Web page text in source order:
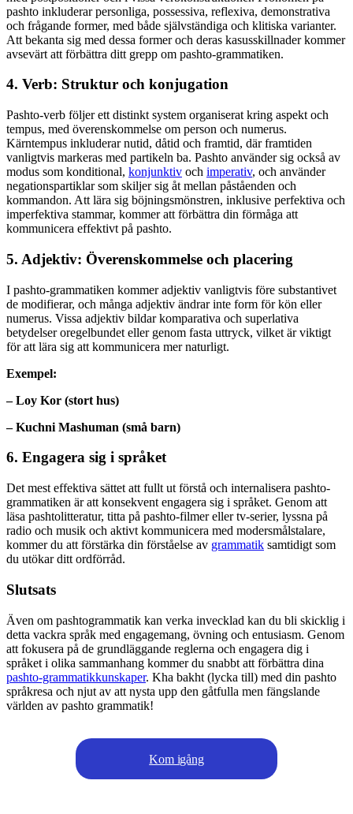
pashto inkluderar personliga, possessiva, reflexiva, demonstrativa
och frågande former, med både självständiga och klitiska varianter.
Att bekanta sig med dessa former och deras kasusskillnader kommer
avsevärt att förbättra ditt grepp om pashto-grammatiken.
4. Verb: Struktur och konjugation
Pashto-verb följer ett distinkt system organiserat kring aspekt och
tempus, med överenskommelse om person och numerus.
Kärntempus inkluderar nutid, dåtid och framtid, där framtiden
vanligtvis markeras med partikeln ba. Pashto använder sig också av
modus som konditional, konjunktiv och imperativ, och använder
negationspartiklar som skiljer sig åt mellan påståenden och
kommandon. Att lära sig böjningsmönstren, inklusive perfektiva och
imperfektiva stammar, kommer att förbättra din förmåga att
kommunicera effektivt på pashto.
5. Adjektiv: Överenskommelse och placering
I pashto-grammatiken kommer adjektiv vanligtvis före substantivet
de modifierar, och många adjektiv ändrar inte form för kön eller
numerus. Vissa adjektiv bildar komparativa och superlativa
betydelser oregelbundet eller genom fasta uttryck, vilket är viktigt
för att lära sig att kommunicera mer naturligt.
Exempel:
– Loy Kor (stort hus)
– Kuchni Mashuman (små barn)
6. Engagera sig i språket
Det mest effektiva sättet att fullt ut förstå och internalisera pashto-
grammatiken är att konsekvent engagera sig i språket. Genom att
läsa pashtolitteratur, titta på pashto-filmer eller tv-serier, lyssna på
radio och musik och aktivt kommunicera med modersmålstalare,
kommer du att förstärka din förståelse av grammatik samtidigt som
du utökar ditt ordförråd.
Slutsats
Även om pashtogrammatik kan verka invecklad kan du bli skicklig i
detta vackra språk med engagemang, övning och entusiasm. Genom
att fokusera på de grundläggande reglerna och engagera dig i
språket i olika sammanhang kommer du snabbt att förbättra dina
pashto-grammatikkunskaper. Kha bakht (lycka till) med din pashto
språkresa och njut av att nysta upp den gåtfulla men fängslande
världen av pashto grammatik!
Kom igång